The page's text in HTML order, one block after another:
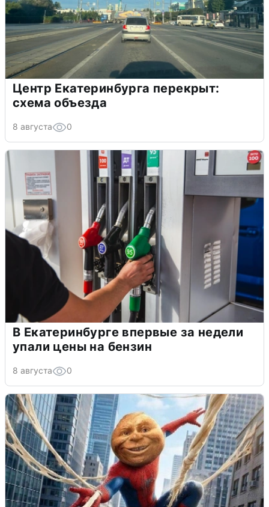
Центр Екатеринбурга перекрыт:
схема объезда
8 августа 0
В Екатеринбурге впервые за недели
упали цены на бензин
8 августа 0